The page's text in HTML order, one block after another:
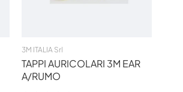
3M ITALIA Srl
TAPPI AURICOLARI 3M EAR
A/RUMO